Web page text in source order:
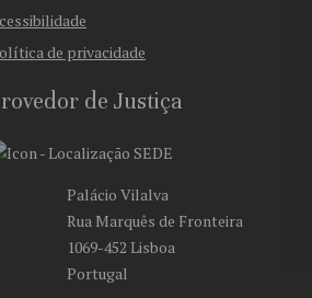
de privacidade
de Justiça
SEDE
Palácio Vilalva
Rua Marquês de Fronteira
1069-452 Lisboa
Portugal